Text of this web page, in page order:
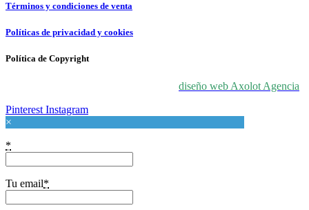
Términos y condiciones de venta
Políticas de privacidad y cookies
Política de Copyright
diseño web Axolot Agencia
Pinterest Instagram
×
*
Tu email*